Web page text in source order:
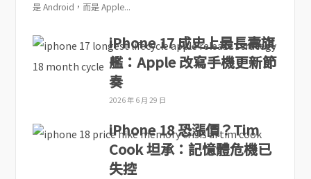
是 Android，而是 Apple...
iPhone 17 成史上最長壽旗
艦：Apple 改寫手機更新節
奏
2026 年 6 月 29 日
iPhone 18 恐漲價？Tim
Cook 坦承：記憶體危機已
失控